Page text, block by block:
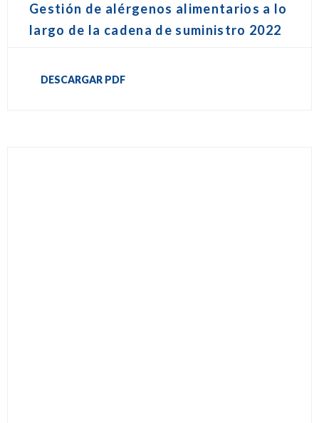
Gestión de alérgenos alimentarios a lo
largo de la cadena de suministro 2022
DESCARGAR PDF